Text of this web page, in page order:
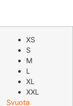
XS
S
M
L
XL
XXL
Svuota